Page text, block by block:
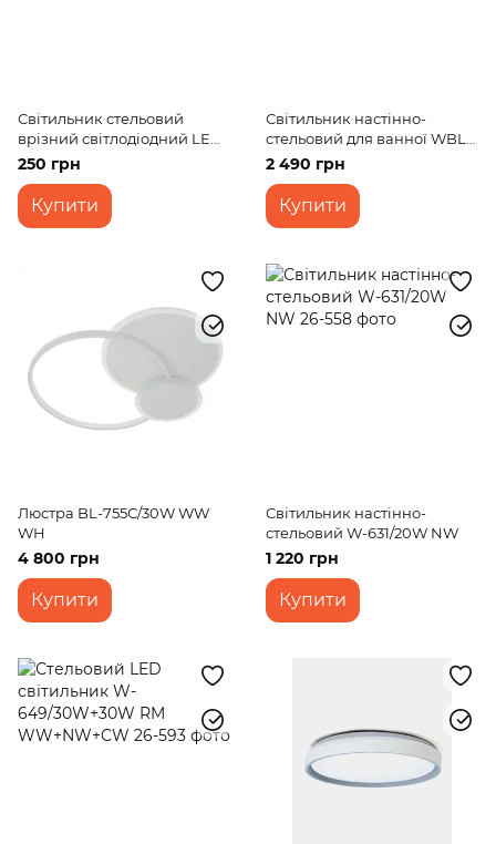
Світильник стельовий
врізний світлодіодний LED-
37R/8W NW
250 грн
Купити
Світильник настінно-
стельовий для ванної WBL-
52C/98W WW+NW+CW
2 490 грн
Купити
Люстра BL-755С/30W WW
WH
4 800 грн
Купити
Світильник настінно-
стельовий W-631/20W NW
1 220 грн
Купити